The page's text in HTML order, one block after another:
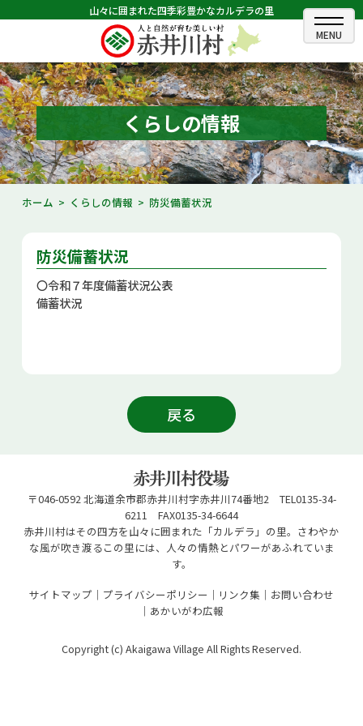
山々に囲まれた四季彩豊かなカルデラの里
ホーム
むらのできごと
むらのプロフィール
くらしの情報
ふるさと納税
観光・イベント情報
Select Language ▼
くらしの情報
ホーム くらしの情報 防災備蓄状況
防災備蓄状況
〇令和７年度備蓄状況公表
備蓄状況
戻る
〒046-0592 北海道余市郡赤井川村字赤井川74番地2 TEL0135-34-
6211 FAX0135-34-6644
赤井川村はその四方を山々に囲まれた「カルデラ」の里。さわやか
な風が吹き渡るこの里には、人々の情熱とパワーがあふれていま
す。
サイトマップ
プライバシーポリシー リンク集
お問い合わせ
あかいがわ広報
Copyright (c) Akaigawa Village All Rights Reserved.